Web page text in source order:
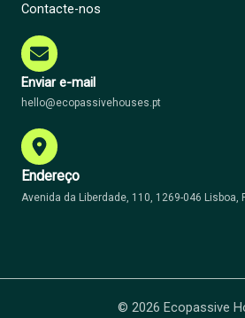
Contacte-nos
Enviar e-mail
hello@ecopassivehouses.pt
Endereço
Avenida da Liberdade, 110, 1269-046 Lisboa,
© 2026 Ecopassive